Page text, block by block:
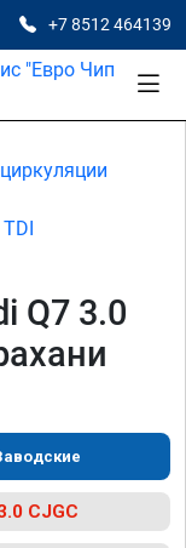
+7 8512 464139
Q7 3.0
CJGC